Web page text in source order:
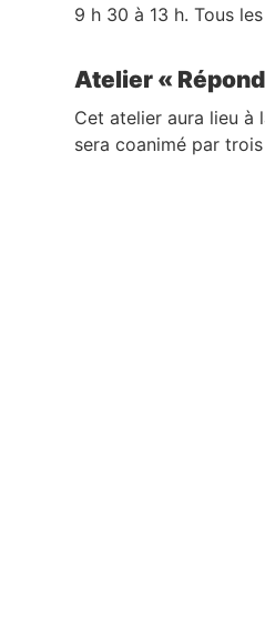
9 h 30 à 13 h. Tous
Atelier «
Cet atelier aura lieu à
sera coanimé par